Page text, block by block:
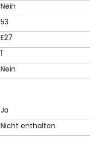
Nein
53
E27
1
Nein
Ja
Nicht enthalten